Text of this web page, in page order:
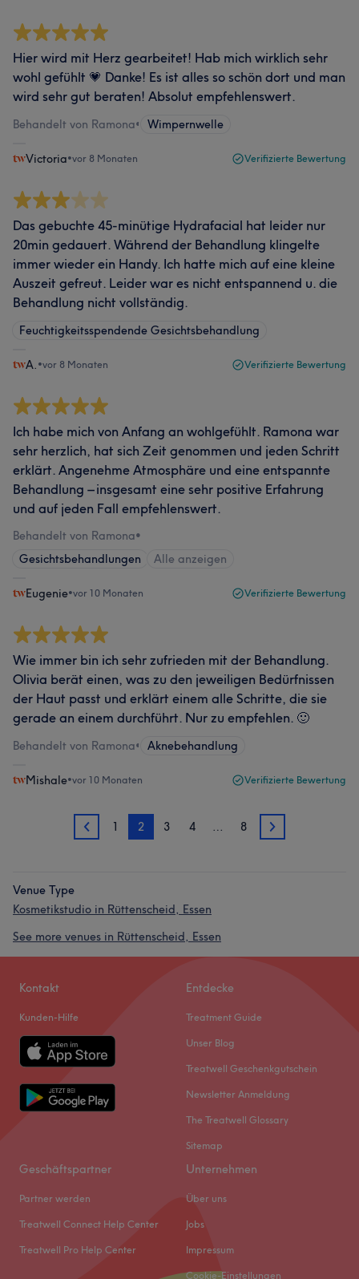
Hier wird mit Herz gearbeitet! Hab mich wirklich sehr
wohl gefühlt 💗 Danke! Es ist alles so schön dort und man
wird sehr gut beraten! Absolut empfehlenswert.
Behandelt von Ramona• Wimpernwelle
Victoria•vor 8 Monaten Verifizierte Bewertung
Das gebuchte 45-minütige Hydrafacial hat leider nur
20min gedauert. Während der Behandlung klingelte
immer wieder ein Handy. Ich hatte mich auf eine kleine
Auszeit gefreut. Leider war es nicht entspannend u. die
Behandlung nicht vollständig.
Feuchtigkeitsspendende Gesichtsbehandlung
A. •vor 8 Monaten Verifizierte Bewertung
Ich habe mich von Anfang an wohlgefühlt. Ramona war
sehr herzlich, hat sich Zeit genommen und jeden Schritt
erklärt. Angenehme Atmosphäre und eine entspannte
Behandlung – insgesamt eine sehr positive Erfahrung
und auf jeden Fall empfehlenswert.
Behandelt von Ramona•
Gesichtsbehandlungen
Alle anzeigen
Eugenie•vor 10 Monaten Verifizierte Bewertung
Wie immer bin ich sehr zufrieden mit der Behandlung.
Olivia berät einen, was zu den jeweiligen Bedürfnissen
der Haut passt und erklärt einem alle Schritte, die sie
gerade an einem durchführt. Nur zu empfehlen. 🙂
Behandelt von Ramona• Aknebehandlung
Mishale•vor 10 Monaten Verifizierte Bewertung
1 1 2 3 4 … 8 3
Venue Type
Kosmetikstudio in Rüttenscheid, Essen
See more venues in Rüttenscheid, Essen
Kontakt
Kunden-Hilfe
Entdecke
Treatment Guide
Unser Blog
Treatwell Geschenkgutschein
Newsletter Anmeldung
The Treatwell Glossary
Sitemap
Geschäftspartner
Partner werden
Treatwell Connect Help Center
Treatwell Pro Help Center
Unternehmen
Über uns
Jobs
Impressum
Cookie-Einstellungen